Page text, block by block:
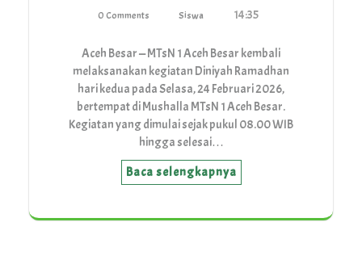
0 Comments
Siswa 14:35
Aceh Besar — MTsN 1 Aceh Besar kembali
melaksanakan kegiatan Diniyah Ramadhan
hari kedua pada Selasa, 24 Februari 2026,
bertempat di Mushalla MTsN 1 Aceh Besar.
Kegiatan yang dimulai sejak pukul 08.00 WIB
hingga selesai…
Baca selengkapnya